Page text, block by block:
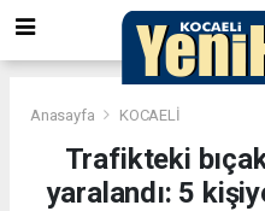
Anasayfa KOCAELİ
Trafikteki
yaralandı: 5